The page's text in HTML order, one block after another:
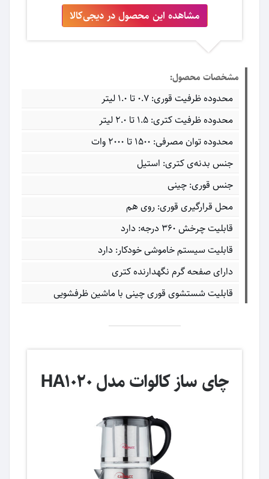
مشاهده این محصول در دیجی‌کالا
مشخصات محصول:
محدوده ظرفیت قوری: ۰.۷ تا ۱.۰ لیتر
محدوده ظرفیت کتری: ۱.۵ تا ۲.۰ لیتر
محدوده توان مصرفی: ۱۵۰۰ تا ۲۰۰۰ وات
جنس بدنه‌ی کتری: استیل
جنس قوری: چینی
محل قرارگیری قوری: روی هم
قابلیت چرخش ۳۶۰ درجه: دارد
قابلیت سیستم خاموشی خودکار: دارد
دارای صفحه گرم نگهدارنده کتری
قابلیت شستشوی قوری چینی با ماشین ظرفشویی
چای ساز کالوات مدل HA1020